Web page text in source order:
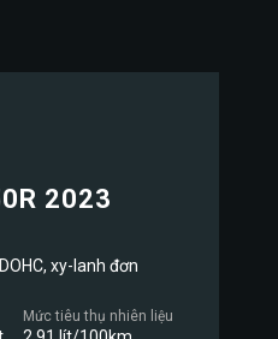
2023
xy-lanh đơn
Mức tiêu thụ nhiên liệu